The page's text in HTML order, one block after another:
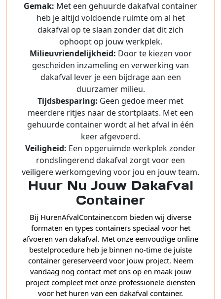
Gemak: Met een gehuurde dakafval container
heb je altijd voldoende ruimte om al het
dakafval op te slaan zonder dat dit zich
ophoopt op jouw werkplek.
Milieuvriendelijkheid: Door te kiezen voor
gescheiden inzameling en verwerking van
dakafval lever je een bijdrage aan een
duurzamer milieu.
Tijdsbesparing: Geen gedoe meer met
meerdere ritjes naar de stortplaats. Met een
gehuurde container wordt al het afval in één
keer afgevoerd.
Veiligheid: Een opgeruimde werkplek zonder
rondslingerend dakafval zorgt voor een
veiligere werkomgeving voor jou en jouw team.
Huur Nu Jouw Dakafval
Container
Bij HurenAfvalContainer.com bieden wij diverse
formaten en types containers speciaal voor het
afvoeren van dakafval. Met onze eenvoudige online
bestelprocedure heb je binnen no-time de juiste
container gereserveerd voor jouw project. Neem
vandaag nog contact met ons op en maak jouw
project compleet met onze professionele diensten
voor het huren van een dakafval container.